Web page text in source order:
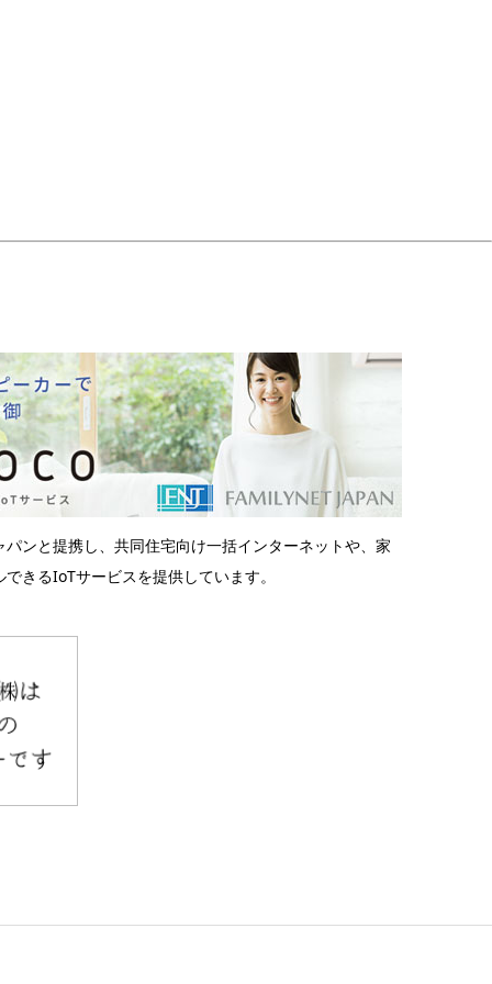
ンと提携し、共同住宅向け一括インターネットや、家
きるIoTサービスを提供しています。